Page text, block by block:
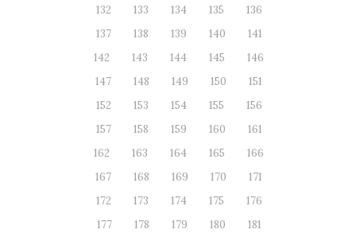
132
133 134 135
136
137
138 139 140
141
142
143 144 145
146
147
148 149 150
151
152
153 154 155
156
157
158 159 160
161
162
163 164 165
166
167
168 169 170
171
172
173 174 175
176
177
178 179 180
181